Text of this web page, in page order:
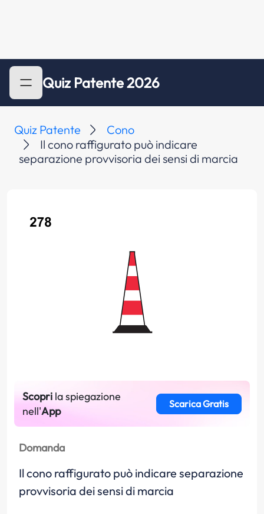
Quiz Patente 2026
Quiz Patente
Cono
Il cono raffigurato può indicare
separazione provvisoria dei sensi di marcia
Scopri la spiegazione
nell'App
Scarica Gratis
Domanda
Il cono raffigurato può indicare separazione
provvisoria dei sensi di marcia